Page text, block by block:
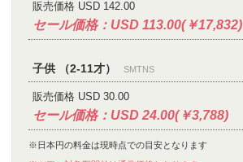
販売価格 USD 142.00
セール価格：USD 113.00(￥17,832)
子供 （2-11才） SMTNS
販売価格 USD 30.00
セール価格：USD 24.00(￥3,788)
※日本円の料金は現時点での目安となります